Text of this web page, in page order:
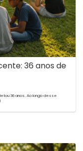
36 anos de
36 anos. Ao longo desse